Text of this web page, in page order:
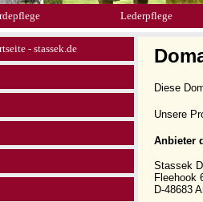
Lederpflege
- stassek.de
Diese
Unsere
Anbieter
Stassek
Fleehook
D-48683